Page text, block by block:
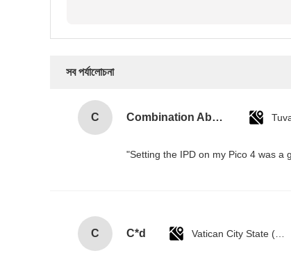
সব পর্যালোচনা
C Combination Abs Open Padlock Hasp Lockout Station Board
"Setting the IPD on my Pico 4 was a
C C*d